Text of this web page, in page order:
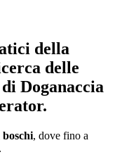
della
delle
Doganaccia
boschi, dove fino a